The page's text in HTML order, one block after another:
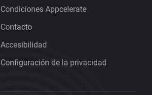
Condiciones Appcelerate
Contacto
Accesibilidad
Configuración de la privacidad